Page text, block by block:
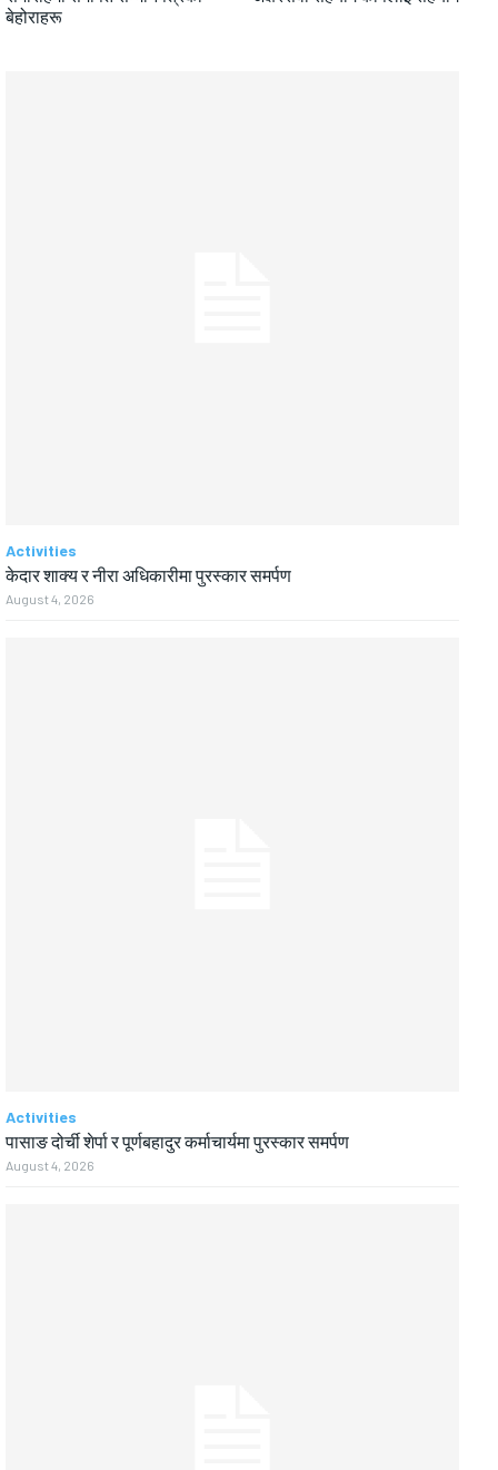
बेहोराहरू
Activities
केदार शाक्य र नीरा अधिकारीमा पुरस्कार समर्पण
August 4, 2026
Activities
पासाङ दोर्ची शेर्पा र पूर्णबहादुर कर्माचार्यमा पुरस्कार समर्पण
August 4, 2026